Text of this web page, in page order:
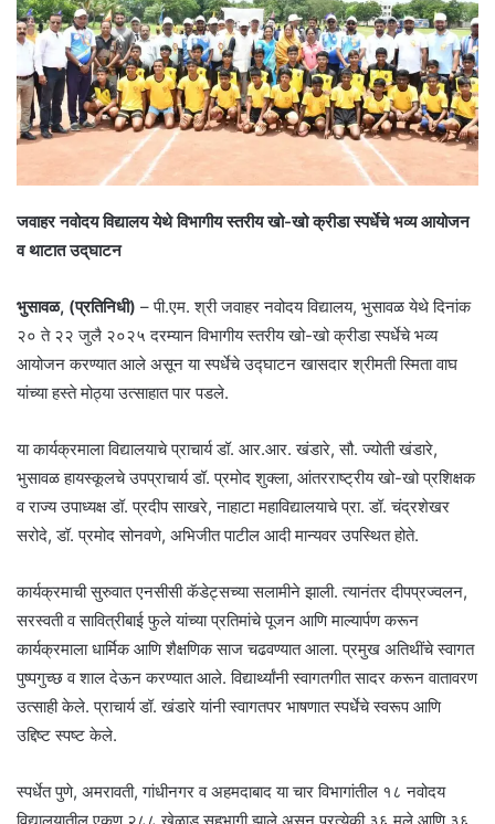
जवाहर नवोदय विद्यालय येथे विभागीय स्तरीय खो-खो क्रीडा स्पर्धेचे भव्य आयोजन
व थाटात उद्‌घाटन
भुसावळ, (प्रतिनिधी) – पी.एम. श्री जवाहर नवोदय विद्यालय, भुसावळ येथे दिनांक
२० ते २२ जुलै २०२५ दरम्यान विभागीय स्तरीय खो-खो क्रीडा स्पर्धेचे भव्य
आयोजन करण्यात आले असून या स्पर्धेचे उद्घाटन खासदार श्रीमती स्मिता वाघ
यांच्या हस्ते मोठ्या उत्साहात पार पडले.
या कार्यक्रमाला विद्यालयाचे प्राचार्य डॉ. आर.आर. खंडारे, सौ. ज्योती खंडारे,
भुसावळ हायस्कूलचे उपप्राचार्य डॉ. प्रमोद शुक्ला, आंतरराष्ट्रीय खो-खो प्रशिक्षक
व राज्य उपाध्यक्ष डॉ. प्रदीप साखरे, नाहाटा महाविद्यालयाचे प्रा. डॉ. चंद्रशेखर
सरोदे, डॉ. प्रमोद सोनवणे, अभिजीत पाटील आदी मान्यवर उपस्थित होते.
कार्यक्रमाची सुरुवात एनसीसी कॅडेट्सच्या सलामीने झाली. त्यानंतर दीपप्रज्वलन,
सरस्वती व सावित्रीबाई फुले यांच्या प्रतिमांचे पूजन आणि माल्यार्पण करून
कार्यक्रमाला धार्मिक आणि शैक्षणिक साज चढवण्यात आला. प्रमुख अतिथींचे स्वागत
पुष्पगुच्छ व शाल देऊन करण्यात आले. विद्यार्थ्यांनी स्वागतगीत सादर करून वातावरण
उत्साही केले. प्राचार्य डॉ. खंडारे यांनी स्वागतपर भाषणात स्पर्धेचे स्वरूप आणि
उद्दिष्ट स्पष्ट केले.
स्पर्धेत पुणे, अमरावती, गांधीनगर व अहमदाबाद या चार विभागांतील १८ नवोदय